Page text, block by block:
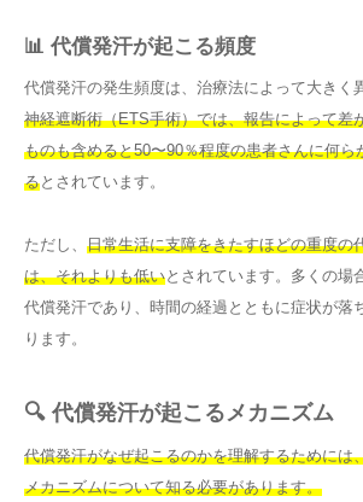
📊 代償発汗が起こる頻度
代償発汗の発生頻度は、治療法によって大きく
神経遮断術（ETS手術）では、報告によって差
ものも含めると50〜90％程度の患者さんに何ら
るとされています。
ただし、 日常生活に支障をきたすほどの重度の
は、それよりも低いとされています。多くの場
代償発汗であり、時間の経過とともに症状が落
ります。
🔍 代償発汗が起こるメカニズム
代償発汗がなぜ起こるのかを理解するためには
メカニズムについて知る必要があります。